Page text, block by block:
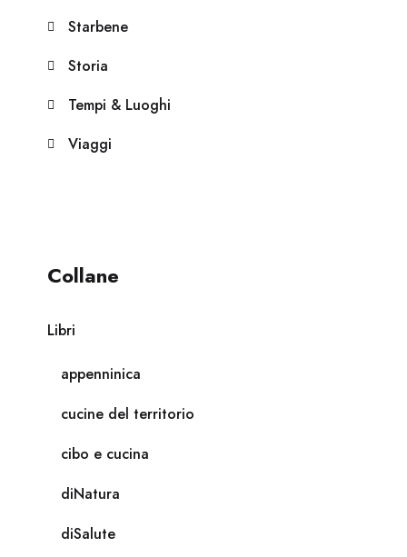
Starbene
Storia
Tempi & Luoghi
Viaggi
Collane
Libri
appenninica
cucine del territorio
cibo e cucina
diNatura
diSalute